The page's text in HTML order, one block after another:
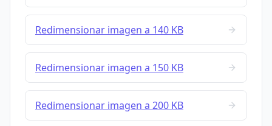
Redimensionar imagen a 140 KB
Redimensionar imagen a 150 KB
Redimensionar imagen a 200 KB